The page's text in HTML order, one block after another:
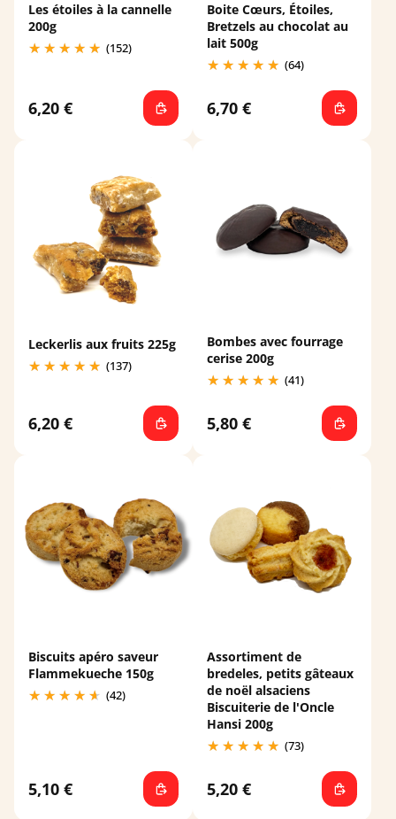
Les étoiles à la cannelle
200g
(152)
6,20 €
Boite Cœurs, Étoiles,
Bretzels au chocolat au
lait 500g
(64)
6,70 €
Leckerlis aux fruits 225g
(137)
6,20 €
Bombes avec fourrage
cerise 200g
(41)
5,80 €
Biscuits apéro saveur
Flammekueche 150g
(42)
5,10 €
Assortiment de
bredeles, petits gâteaux
de noël alsaciens
Biscuiterie de l'Oncle
Hansi 200g
(73)
5,20 €